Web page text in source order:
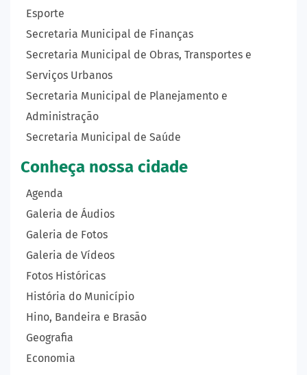
Esporte
Secretaria Municipal de Finanças
Secretaria Municipal de Obras, Transportes e
Serviços Urbanos
Secretaria Municipal de Planejamento e
Administração
Secretaria Municipal de Saúde
Conheça nossa cidade
Agenda
Galeria de Áudios
Galeria de Fotos
Galeria de Vídeos
Fotos Históricas
História do Município
Hino, Bandeira e Brasão
Geografia
Economia